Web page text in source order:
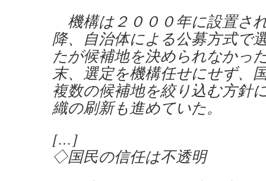
機構は２０００年に設置さ
降、自治体による公募方式で
たが候補地を決められなかっ
末、選定を機構任せにせず、
複数の候補地を絞り込む方針
織の刷新も進めていた。
[…]
◇国民の信任は不透明